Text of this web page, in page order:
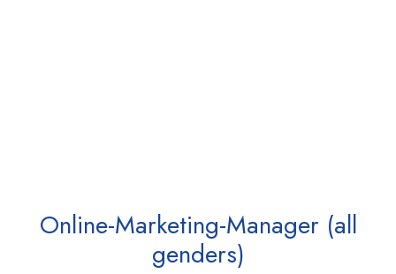
Online-Marketing-Manager (all
genders)